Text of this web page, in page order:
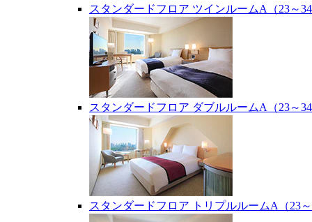
スタンダードフロア ツインルームA（23～
スタンダードフロア ダブルルームA（23～
スタンダードフロア トリプルルームA（23～